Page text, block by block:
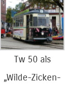
Tw 50 als
„Wilde-Zicken-